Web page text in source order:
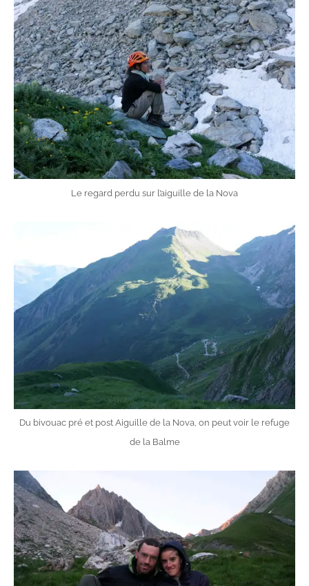
Le regard perdu sur l’aiguille de la Nova
Du bivouac pré et post Aiguille de la Nova, on peut voir le refuge
de la Balme